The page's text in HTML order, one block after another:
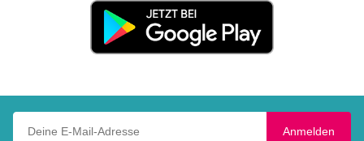
Jetzt
Google
Anmelden